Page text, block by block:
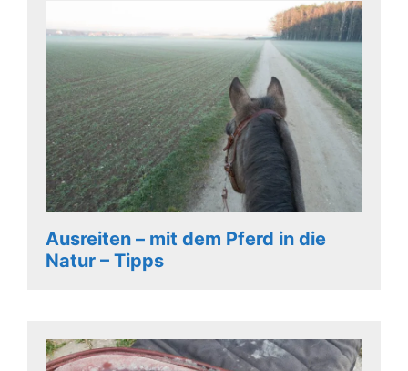
Ausreiten – mit dem Pferd in die
Natur – Tipps